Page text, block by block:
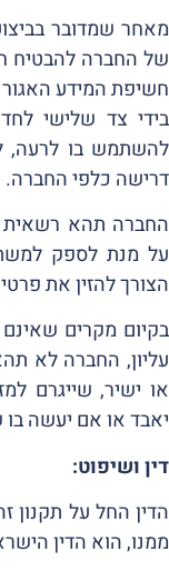
מאחר שמדובר
של החברה להבטיח
חשיפת המידע האגור
בידי צד שלישי
להשתמש בו לרעה,
דרישה כלפי החברה.
על מנת לספק
הצורך להזין את
בקיום מקרים
עליון, החברה לא
או ישיר, שייגרם
יאבד או אם יעשה
דין ושיפוט:
הדין החל על תקנון
ממנו, הוא הדין